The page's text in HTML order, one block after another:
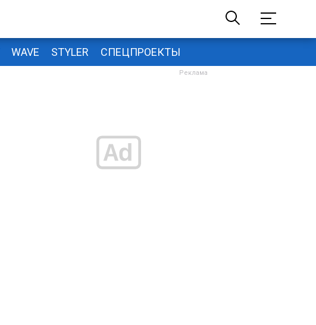
WAVE STYLER СПЕЦПРОЕКТЫ